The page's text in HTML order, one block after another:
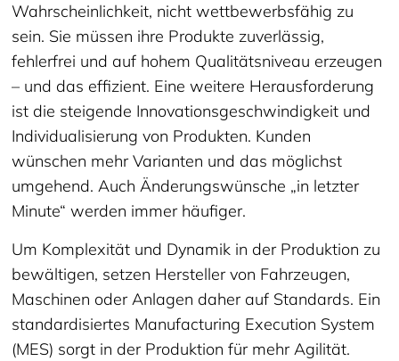
Wahrscheinlichkeit, nicht wettbewerbsfähig zu
sein. Sie müssen ihre Produkte zuverlässig,
fehlerfrei und auf hohem Qualitätsniveau erzeugen
– und das effizient. Eine weitere Herausforderung
ist die steigende Innovationsgeschwindigkeit und
Individualisierung von Produkten. Kunden
wünschen mehr Varianten und das möglichst
umgehend. Auch Änderungswünsche „in letzter
Minute“ werden immer häufiger.
Um Komplexität und Dynamik in der Produktion zu
bewältigen, setzen Hersteller von Fahrzeugen,
Maschinen oder Anlagen daher auf Standards. Ein
standardisiertes Manufacturing Execution System
(MES) sorgt in der Produktion für mehr Agilität.